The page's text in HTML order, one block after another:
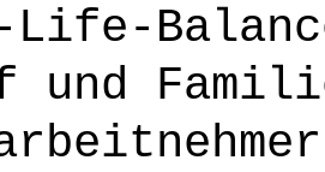
Life-
und